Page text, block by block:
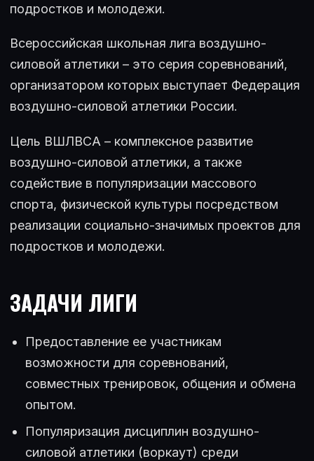
подростков и молодежи.
Всероссийская школьная лига воздушно-
силовой атлетики – это серия соревнований,
организатором которых выступает Федерация
воздушно-силовой атлетики России.
Цель ВШЛВСА – комплексное развитие
воздушно-силовой атлетики, а также
содействие в популяризации массового
спорта, физической культуры посредством
реализации социально-значимых проектов для
подростков и молодежи.
ЗАДАЧИ ЛИГИ
Предоставление ее участникам
возможности для соревнований,
совместных тренировок, общения и обмена
опытом.
Популяризация дисциплин воздушно-
силовой атлетики (воркаут) среди